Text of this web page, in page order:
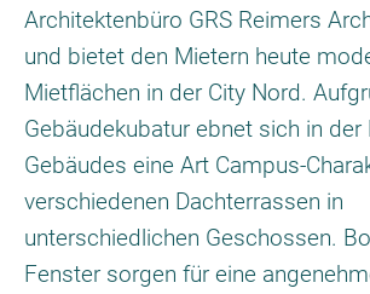
Architektenbüro GRS Reimers
und bietet den Mietern heute
Mietflächen in der City Nord.
Gebäudekubatur ebnet sich in
Gebäudes eine Art Campus-
verschiedenen Dachterrassen in
unterschiedlichen Geschossen.
Fenster sorgen für eine